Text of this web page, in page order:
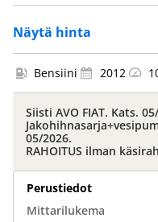
Näytä hinta
Bensiini 2012
Siisti AVO FIAT. Kats.
05/2026.
RAHOITUS ilman
Perustiedot
Mittarilukema